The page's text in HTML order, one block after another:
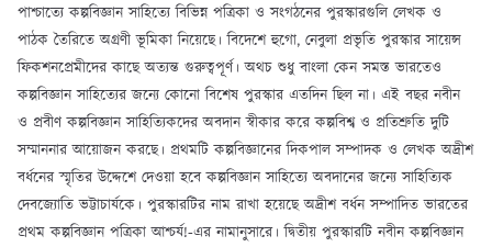
পাশ্চাত্যে কল্পবিজ্ঞান সাহিত্যে বিভিন্ন পত্রিকা ও সংগঠনের পুরস্কারগুলি লেখক ও
পাঠক তৈরিতে অগ্রণী ভূমিকা নিয়েছে। বিদেশে হুগো, নেবুলা প্রভৃতি পুরস্কার সায়েন্স
ফিকশনপ্রেমীদের কাছে অত্যন্ত গুরুত্বপূর্ণ। অথচ শুধু বাংলা কেন সমস্ত ভারতেও
কল্পবিজ্ঞান সাহিত্যের জন্যে কোনো বিশেষ পুরস্কার এতদিন ছিল না। এই বছর নবীন
ও প্রবীণ কল্পবিজ্ঞান সাহিত্যিকদের অবদান স্বীকার করে কল্পবিশ্ব ও প্রতিশ্রুতি দুটি
সম্মাননার আয়োজন করছে। প্রথমটি কল্পবিজ্ঞানের দিকপাল সম্পাদক ও লেখক অদ্রীশ
বর্ধনের স্মৃতির উদ্দেশে দেওয়া হবে কল্পবিজ্ঞান সাহিত্যে অবদানের জন্যে সাহিত্যিক
দেবজ্যোতি ভট্টাচার্যকে। পুরস্কারটির নাম রাখা হয়েছে অদ্রীশ বর্ধন সম্পাদিত ভারতের
প্রথম কল্পবিজ্ঞান পত্রিকা আশ্চর্য!-এর নামানুসারে। দ্বিতীয় পুরস্কারটি নবীন কল্পবিজ্ঞান